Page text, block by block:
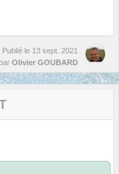
Publié le 13 sept. 2021
Olivier GOUBARD